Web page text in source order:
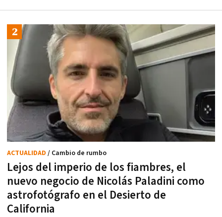
Lejos del imperio de los fiambres, el
nuevo negocio de Nicolás Paladini como
astrofotógrafo en el Desierto de
California
ACTUALIDAD / Cambio de rumbo